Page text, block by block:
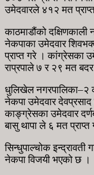
उमेदवारले ४१२ मत
काठमाडौंको दक्षिणकाली
नेकपाका उमेदवार
प्राप्त गरे । कांग्रेसका
राप्रपाले ७ र २९ मत
धुलिखेल नगरपालिका–२
नेकपा उमेदवार
काङ्ग्रेसका उमेदवार
बासु थापा ले ६ मत
सिन्धुपाल्चोक इन्द्रावती
नेकपा विजयी भएको छ ।